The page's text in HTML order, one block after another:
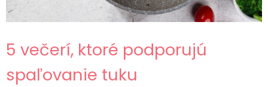
5 večerí, ktoré podporujú
spaľovanie tuku